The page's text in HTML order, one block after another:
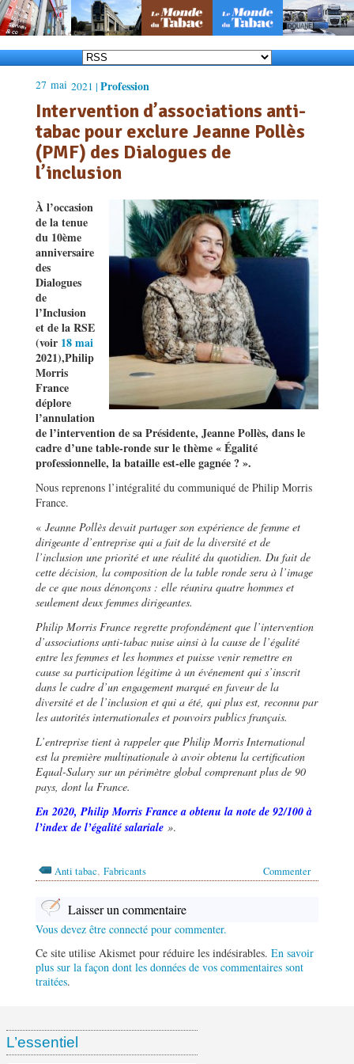
27 mai 2021 | Profession
Intervention d’associations anti-
tabac pour exclure Jeanne Pollès
(PMF) des Dialogues de
l’inclusion
À l’occasion
de la tenue
du 10ème
anniversaire
des
Dialogues
de
l’Inclusion
et de la RSE
(voir 18 mai
2021),Philip
Morris
France
déplore
l’annulation
de l’intervention de sa Présidente, Jeanne Pollès, dans le
cadre d’une table-ronde sur le thème « Égalité
professionnelle, la bataille est-elle gagnée ? ».
Nous reprenons l’intégralité du communiqué de Philip Morris
France.
« Jeanne Pollès devait partager son expérience de femme et
dirigeante d’entreprise qui a fait de la diversité et de
l’inclusion une priorité et une réalité du quotidien. Du fait de
cette décision, la composition de la table ronde sera à l’image
de ce que nous dénonçons : elle réunira quatre hommes et
seulement deux femmes dirigeantes.
Philip Morris France regrette profondément que l’intervention
d’associations anti-tabac nuise ainsi à la cause de l’égalité
entre les femmes et les hommes et puisse venir remettre en
cause sa participation légitime à un événement qui s’inscrit
dans le cadre d’un engagement marqué en faveur de la
diversité et de l’inclusion et qui a été, qui plus est, reconnu par
les autorités internationales et pouvoirs publics français.
L’entreprise tient à rappeler que Philip Morris International
est la première multinationale à avoir obtenu la certification
Equal-Salary sur un périmètre global comprenant plus de 90
pays, dont la France.
En 2020, Philip Morris France a obtenu la note de 92/100 à
l’index de l’égalité salariale ».
Commenter
Anti tabac, Fabricants
Laisser un commentaire
Vous devez être connecté pour commenter.
Ce site utilise Akismet pour réduire les indésirables. En savoir
plus sur la façon dont les données de vos commentaires sont
traitées.
L’essentiel